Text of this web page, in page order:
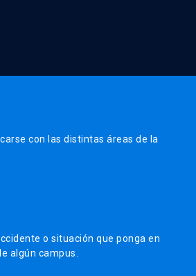
con las distintas áreas de la
o situación que ponga en
algún campus.